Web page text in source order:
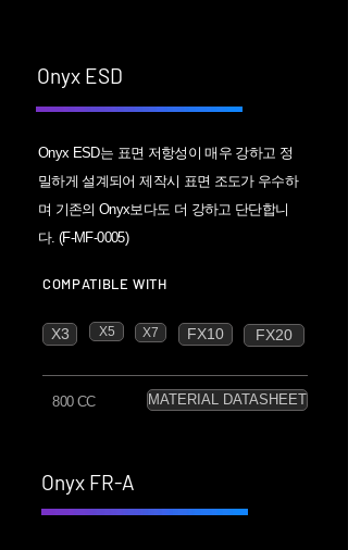
Onyx ESD
Onyx ESD는 표면 저항성이 매우 강하고 정
밀하게 설계되어 제작시 표면 조도가 우수하
며 기존의 Onyx보다도 더 강하고 단단합니
다. (F-MF-0005)
COMPATIBLE WITH
X3 X5 X7 FX10 FX20
800 CC MATERIAL DATASHEET
Onyx FR-A